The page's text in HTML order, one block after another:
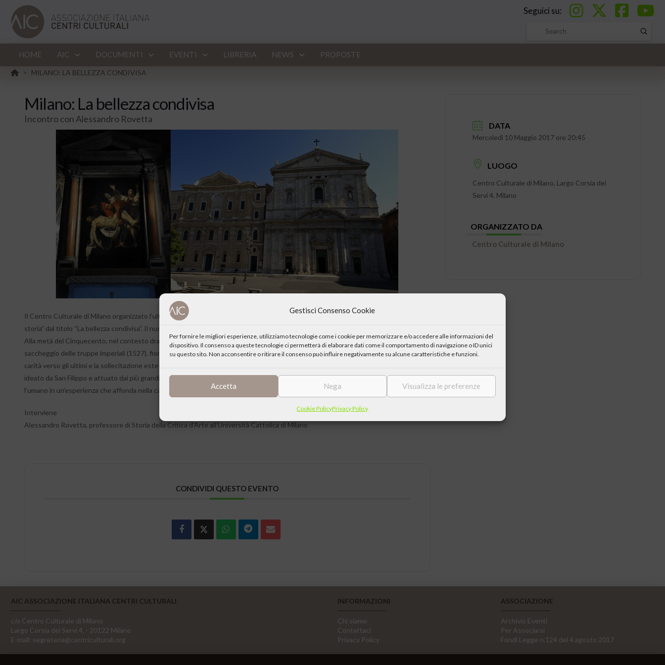
Gestisci Consenso Cookie
Per fornire le migliori esperienze, utilizziamo tecnologie come i cookie per memorizzare e/o accedere alle informazioni del
dispositivo. Il consenso a queste tecnologie ci permetterà di elaborare dati come il comportamento di navigazione o ID unici
su questo sito. Non acconsentire o ritirare il consenso può influire negativamente su alcune caratteristiche e funzioni.
Accetta Nega Visualizza le preferenze
Cookie PolicyPrivacy Policy
Seguici su:
Search
Submit
HOME AIC DOCUMENTI EVENTI LIBRERIA NEWS PROPOSTE
HOME
> MILANO: LA BELLEZZA CONDIVISA
Milano: La bellezza condivisa
Incontro con Alessandro Rovetta
Il Centro Culturale di Milano organizzato l’ultimo degli incontri del ciclo “Il crollo delle evidenze e la nascita di cose nuove. L’oggi come
storia” dal titolo “La bellezza condivisa”. Il nuovo inizio di San Filippo Neri alla Vallicella tra Federico Barocci e Caravaggio.
Alla metà del Cinquecento, nel contesto drammatico e incerto che caratterizzava Roma a seguito della riforma luterana (1517) e del
saccheggio delle truppe imperiali (1527), fiorì l’esperienza carismatica di San Filippo Neri, improntata sulla comunione fraterna, la
carità verso gli ultimi e la sollecitazione estetica al rapporto con Dio. Il programma decorativo per la chiesa di Santa Maria in Vallicella,
ideato da San Filippo e attuato dai più grandi artisti del tempo, è ancora oggi esempio di una vita di fede capace di coinvolgere tutto
l’umano in un’esperienza che affonda nella carne e rapisce fino al cielo.
Interviene
Alessandro Rovetta, professore di Storia della Critica d’Arte all’Università Cattolica di Milano
CONDIVIDI QUESTO EVENTO
DATA
Mercoledì 10 Maggio 2017 ore 20:45
LUOGO
Centro Culturale di Milano, Largo Corsia dei
Servi 4, Milano
ORGANIZZATO DA
Centro Culturale di Milano
AIC ASSOCIAZIONE ITALIANA CENTRI CULTURALI
c/o Centro Culturale di Milano
Largo Corsia dei Servi 4, - 20122 Milano
E-mail: segreteria@centriculturali.org
INFORMAZIONI
Chi siamo
Contattaci
Privacy Policy
ASSOCIAZIONE
Archivio Eventi
Per Associarsi
Fondi Legge n.124 del 4 agosto 2017